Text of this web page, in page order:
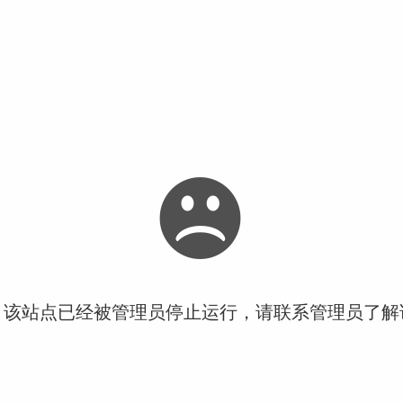
站点已经被管理员停止运行，请联系管理员了